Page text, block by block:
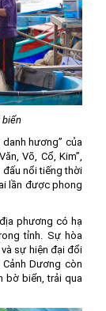
biển
hương” của
Võ, Cổ, Kim’’,
đấu nổi tiếng thời
lần được phong
phương có hạ
tỉnh. Sự hòa
sự hiện đại đổi
Dương còn
bờ biển, trải qua